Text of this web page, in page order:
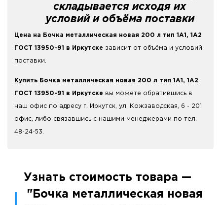
складывается исходя их
условий и объёма поставки
Цена на Бочка металлическая новая 200 л тип 1А1, 1А2
ГОСТ 13950-91 в Иркутске зависит от объёма и условий
поставки.
Купить Бочка металлическая новая 200 л тип 1А1, 1А2
ГОСТ 13950-91 в Иркутске вы можете обратившись в
наш офис по адресу г. Иркутск, ул. Кожзаводская, 6 - 201
офис, либо связавшись с нашими менеджерами по тел.
48-24-53.
Узнать стоимость товара —
"Бочка металлическая новая